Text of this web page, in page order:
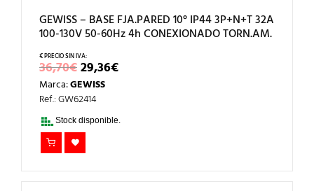
GEWISS – BASE FJA.PARED 10° IP44 3P+N+T 32A
100-130V 50-60Hz 4h CONEXIONADO TORN.AM.
36,70€EL
PRECIO
ORIGINAL
ERA:
36,70€.
29,36€EL
PRECIO
Marca:GEWISS
Ref.: GW62414
Stock disponible.